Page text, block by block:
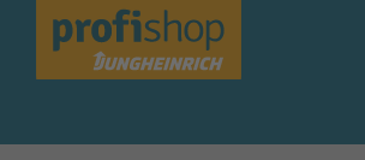
Zur Hauptnavigation springen